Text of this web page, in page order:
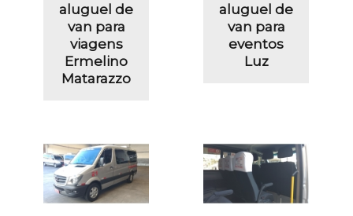
aluguel de
van para
viagens
Ermelino
Matarazzo
aluguel de
van para
eventos
Luz